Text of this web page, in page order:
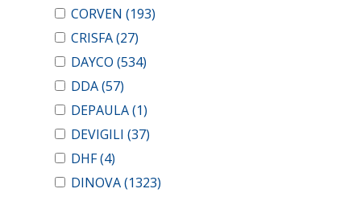
CORVEN (193)
CRISFA(27)
DAYCO (534)
DDA(57)
DEPAULA(1)
DEVIGILI (37)
DHF(4)
DINOVA(1323)